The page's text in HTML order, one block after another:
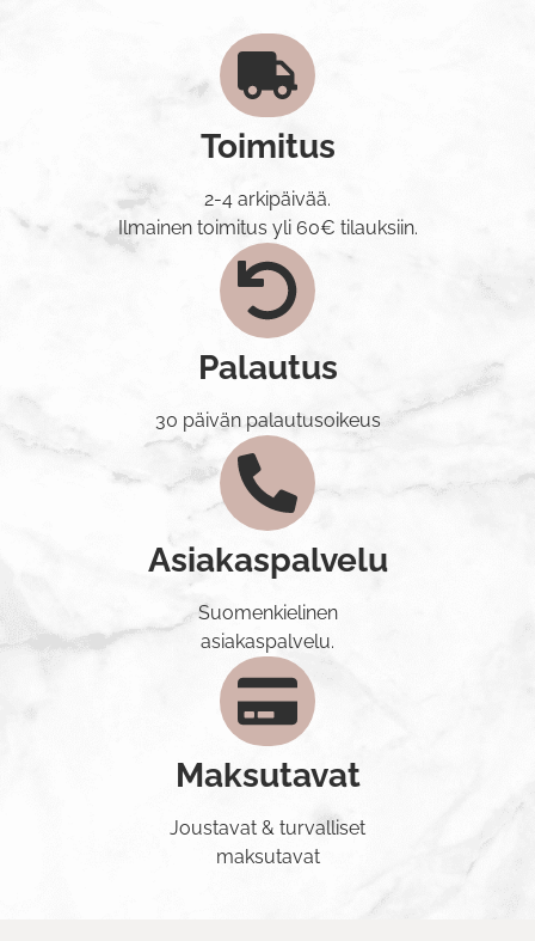
Toimitus
2-4 arkipäivää.
Ilmainen toimitus yli 60€ tilauksiin.
Palautus
30 päivän palautusoikeus
Asiakaspalvelu
Suomenkielinen
asiakaspalvelu.
Maksutavat
Joustavat & turvalliset
maksutavat